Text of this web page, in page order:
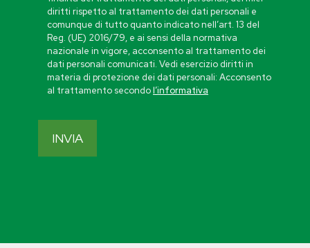
diritti rispetto al trattamento dei dati personali e
comunque di tutto quanto indicato nell’art. 13 del
Reg. (UE) 2016/79, e ai sensi della normativa
nazionale in vigore, acconsento al trattamento dei
dati personali comunicati. Vedi esercizio diritti in
materia di protezione dei dati personali: Acconsento
al trattamento secondol’informativa